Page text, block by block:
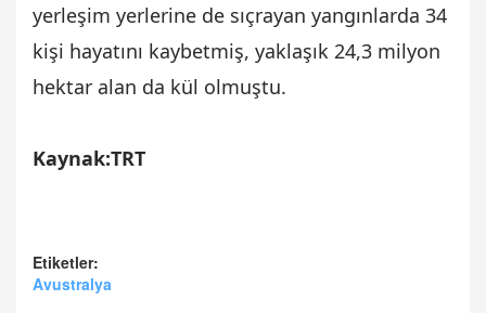
yerleşim yerlerine de sıçrayan yangınlarda 34
kişi hayatını kaybetmiş, yaklaşık 24,3 milyon
hektar alan da kül olmuştu.
Kaynak:TRT
Etiketler:
Avustralya